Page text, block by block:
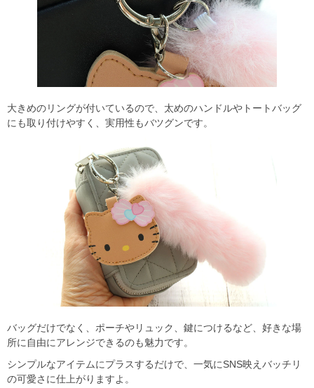
大きめのリングが付いているので、太めのハンドルやトートバッグ
にも取り付けやすく、実用性もバツグンです。
バッグだけでなく、ポーチやリュック、鍵につけるなど、好きな場
所に自由にアレンジできるのも魅力です。
シンプルなアイテムにプラスするだけで、一気にSNS映えバッチリ
の可愛さに仕上がりますよ。